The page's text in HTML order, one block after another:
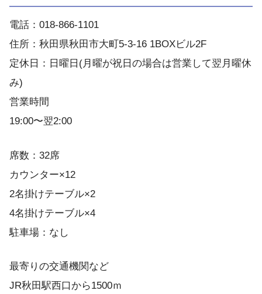
電話：018-866-1101
住所：秋田県秋田市大町5-3-16 1BOXビル2F
定休日：日曜日(月曜が祝日の場合は営業して翌月曜休
み)
営業時間
19:00〜翌2:00
席数：32席
カウンター×12
2名掛けテーブル×2
4名掛けテーブル×4
駐車場：なし
最寄りの交通機関など
JR秋田駅西口から1500ｍ